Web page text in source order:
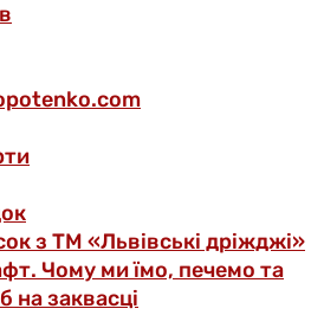
з ТМ «Львівські дріжджі»
Чому ми їмо, печемо та
на заквасці